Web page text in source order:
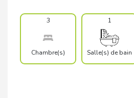
3
Chambre(s)
1
Salle(s) de bain